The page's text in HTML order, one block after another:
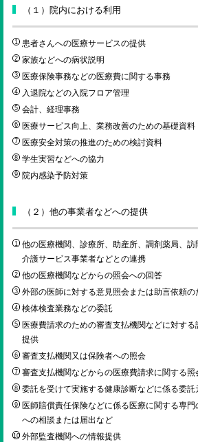
採用情報
ご意見・ご要望
（１）院内における利用
患者さんへの医療サービスの提供
家族などへの病状説明
医療保険事務などの医療費に関する事務
入退院などの入院フロア管理
会計、経理事務
医療サービス向上、業務改善のための基礎資料
医療安全対策の推進のための検討資料
学生実習などへの協力
院内感染予防対策
（２）他の事業者などへの提供
他の医療機関、診療所、助産所、調剤薬局、訪
介護サービス事業者などとの連携
他の医療機関などからの照会への回答
外部の医師に対する意見照会または助言依頼
検体検査業務などの委託
医療費請求のための審査支払機関などに対す
提供
審査支払機関又は保険者への照会
審査支払機関などからの医療費請求に関する照
委託を受けて実施する健康診断などに係る委託
医師賠償責任保険などに係る医療に関する専
への相談または届出など
外部監査機関への情報提供